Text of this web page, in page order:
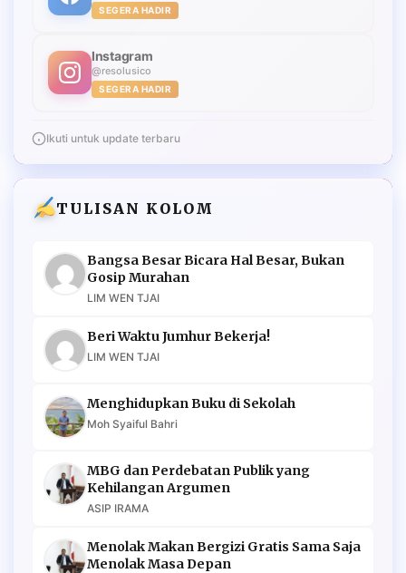
SEGERA HADIR
Instagram
@resolusico
SEGERA HADIR
Ikuti untuk update terbaru
TULISAN KOLOM
Bangsa Besar Bicara Hal Besar, Bukan
Gosip Murahan
LIM WEN TJAI
Beri Waktu Jumhur Bekerja!
LIM WEN TJAI
Menghidupkan Buku di Sekolah
Moh Syaiful Bahri
MBG dan Perdebatan Publik yang
Kehilangan Argumen
ASIP IRAMA
Menolak Makan Bergizi Gratis Sama Saja
Menolak Masa Depan